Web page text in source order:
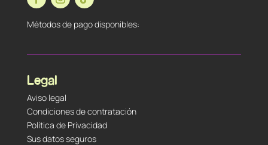
Métodos de pago disponibles:
Legal
Aviso legal
Condiciones de contratación
Política de Privacidad
Sus datos seguros